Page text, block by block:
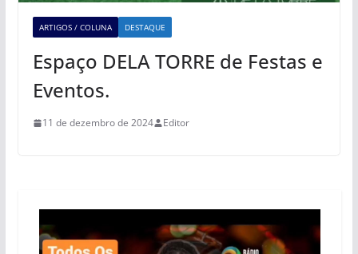
ARTIGOS / COLUNA DESTAQUE
Espaço DELA TORRE de Festas e
Eventos.
11 de dezembro de 2024 Editor